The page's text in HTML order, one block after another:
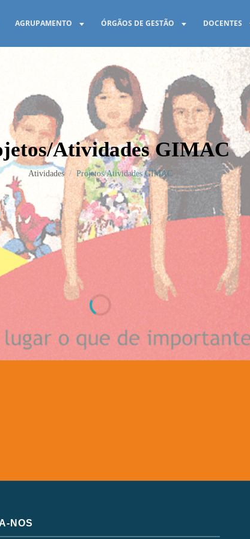
AGRUPAMENTO ÓRGÃOS DE GESTÃO DOCENTES
Atividades GIMAC
Atividades Projetos/Atividades GIMAC
NOS